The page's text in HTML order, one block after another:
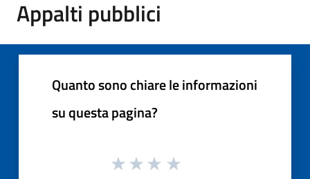
Appalti pubblici
Quanto sono chiare le informazioni
su questa pagina?